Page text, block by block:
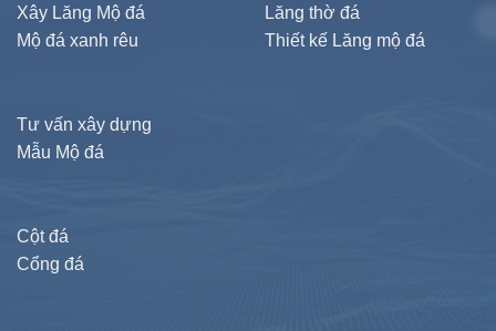
Xây Lăng Mộ đá
Mộ đá xanh rêu
Lăng thờ đá
Thiết kế Lăng mộ đá
Tư vấn xây dựng
Mẫu Mộ đá
Cột đá
Cổng đá